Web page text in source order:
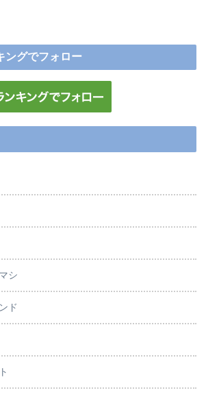
ングでフォロー
シ
ド